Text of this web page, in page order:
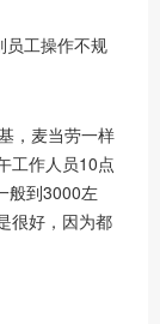
员工操作不规
，麦当劳一样
工作人员10点
般到3000左
很好，因为都